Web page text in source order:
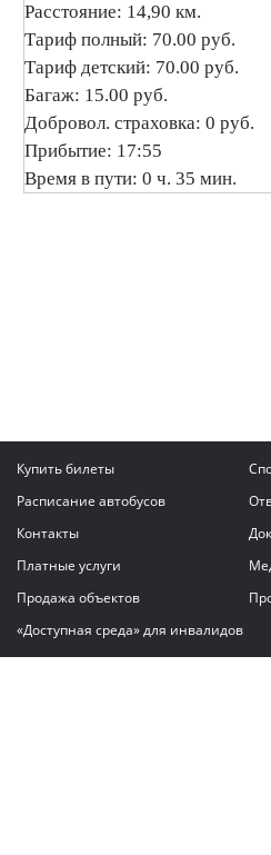
Расстояние: 14,90 км.
Тариф полный: 70.00 руб.
Тариф детский: 70.00 руб.
Багаж: 15.00 руб.
Добровол. страховка: 0 руб.
Прибытие: 17:55
Время в пути: 0 ч. 35 мин.
Купить билеты
Расписание автобусов
Контакты
Платные услуги
Продажа объектов
«Доступная среда» для инвалидов